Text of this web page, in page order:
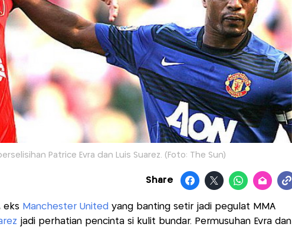
Patrice Evra dan Luis Suarez. (Foto: The Sun)
Share
eks Manchester United yang banting setir jadi pegulat MMA
jadi perhatian pencinta si kulit bundar. Permusuhan Evra dan